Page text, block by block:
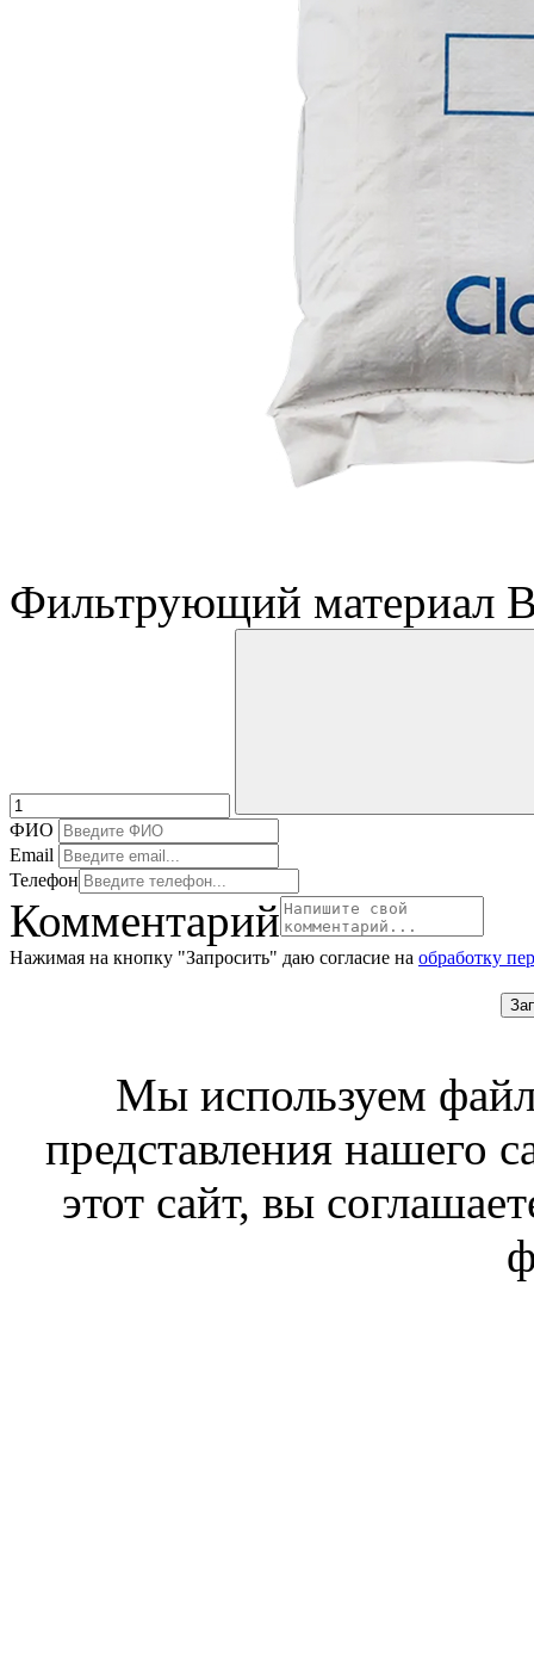
Фильтрующий материал
ФИО
Email
Телефон
Комментарий
Нажимая на кнопку "Запросить" даю согласие на обработку
Мы используем
представления нашего
этот сайт, вы